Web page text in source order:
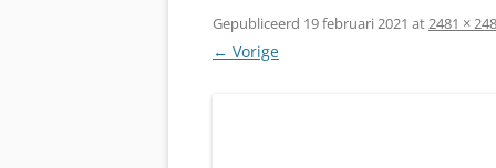
Gepubliceerd 19 februari 2021 at2481 ×
← Vorige